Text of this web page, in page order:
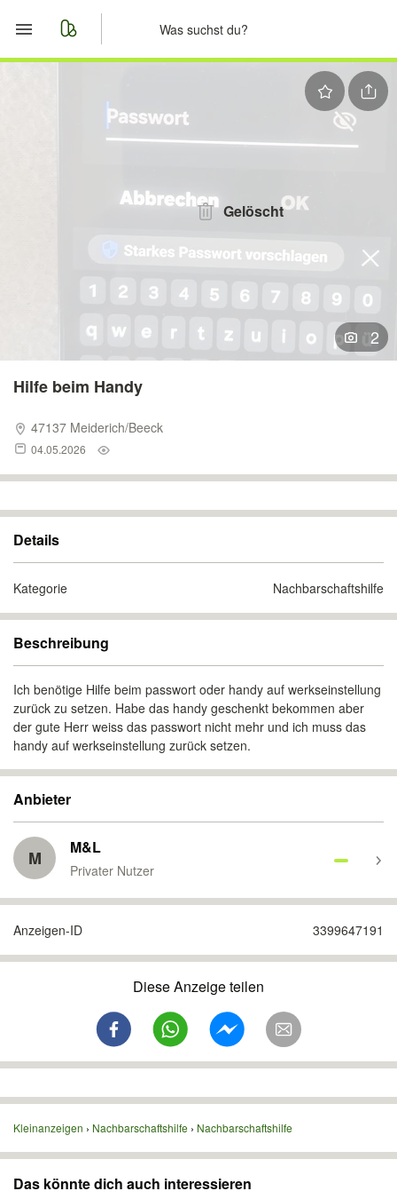
Merkliste
Anzeige aufgeben
Gelöscht
2
Hilfe beim Handy
47137 Meiderich/Beeck
04.05.2026
Details
Kategorie Nachbarschaftshilfe
Beschreibung
Ich benötige Hilfe beim passwort oder handy auf werkseinstellung
zurück zu setzen. Habe das handy geschenkt bekommen aber
der gute Herr weiss das passwort nicht mehr und ich muss das
handy auf werkseinstellung zurück setzen.
Anbieter
M M&L
Privater Nutzer
Anzeigen-ID 3399647191
Diese Anzeige teilen
Kleinanzeigen Nachbarschaftshilfe Nachbarschaftshilfe
Das könnte dich auch interessieren